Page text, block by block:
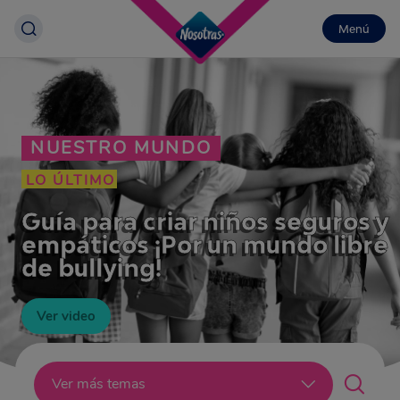
Menú
NUESTRO MUNDO
LO ÚLTIMO
Guía para criar niños seguros y
empáticos ¡Por un mundo libre
de bullying!
Ver video
Ver más temas
Lo último